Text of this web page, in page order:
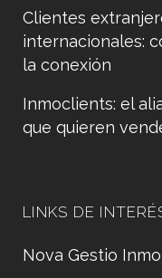
Clientes
internacionales:
la conexión
Inmoclients: el
que quieren
LINKS DE
Nova Gestio